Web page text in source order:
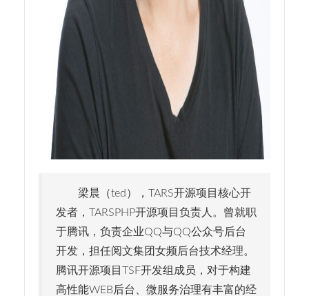
梁晨（ted），TARS开源项目核心开
发者，TARSPHP开源项目负责人。曾就职
于腾讯，负责企业QQ与QQ公众号后台
开发，担任阅文集团女频后台技术经理。
腾讯开源项目TSF开发组成员，对于构建
高性能WEB后台、微服务治理有丰富的经